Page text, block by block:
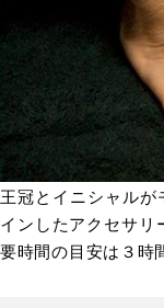
王冠とイニシャル
インしたアクセサリ
要時間の目安は３時